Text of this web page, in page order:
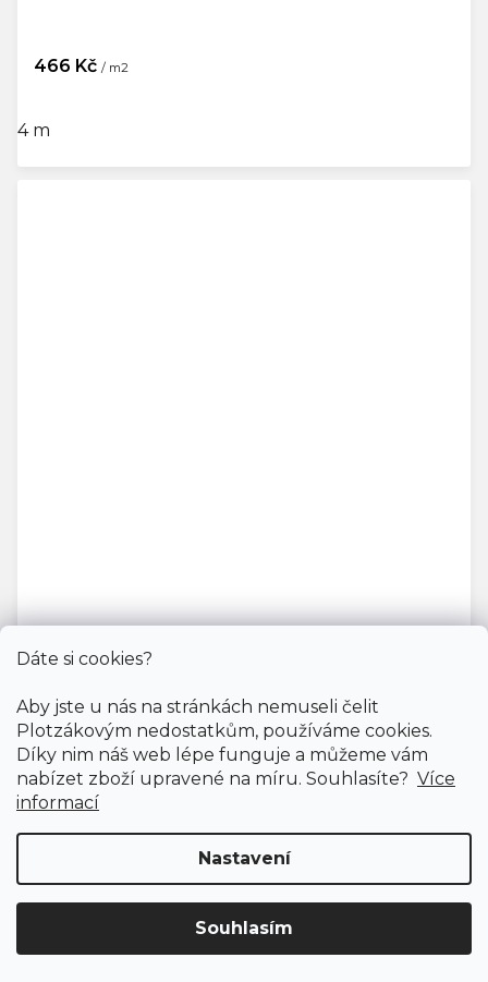
Dáte si cookies?
Aby jste u nás na stránkách nemuseli čelit
Plotzákovým nedostatkům, používáme cookies.
Díky nim náš web lépe funguje a můžeme vám
nabízet zboží upravené na míru. Souhlasíte? Více
informací
Nastavení
Souhlasím
466 Kč / m2
4 m
Metrážový koberec ARCO 73
466 Kč
4 m